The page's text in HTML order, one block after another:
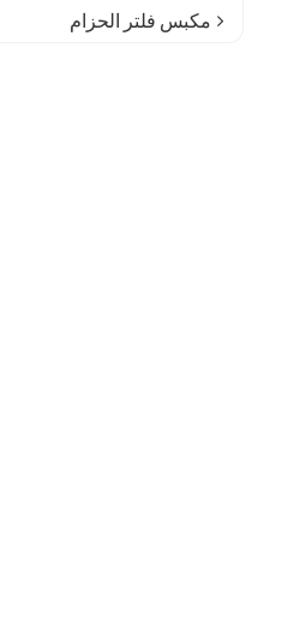
مكبس فلتر الحزام